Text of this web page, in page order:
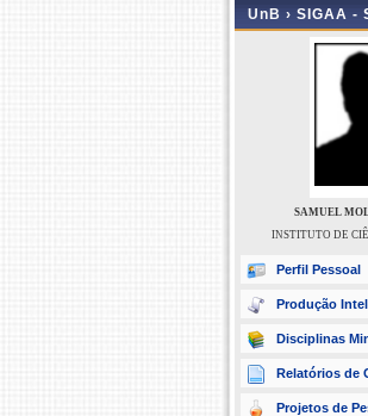
UnB › SIGAA -
SAMUEL
INSTITUTO DE
Perfil Pessoal
Produção
Disciplinas
Relatórios de
Projetos de